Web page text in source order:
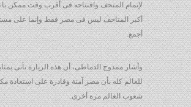
لإتمام المتحف وافتتاحه فى أقرب وقت ممكن
أكبر المتاحف ليس فى مصر فقط وإنما على
أجمع.
وأشار ممدوح الدماطى، أن هذه الزيارة تأتى
للعالم كله بأن مصر آمنة وقادرة على استعادة
شعوب العالم مرة أخرى.